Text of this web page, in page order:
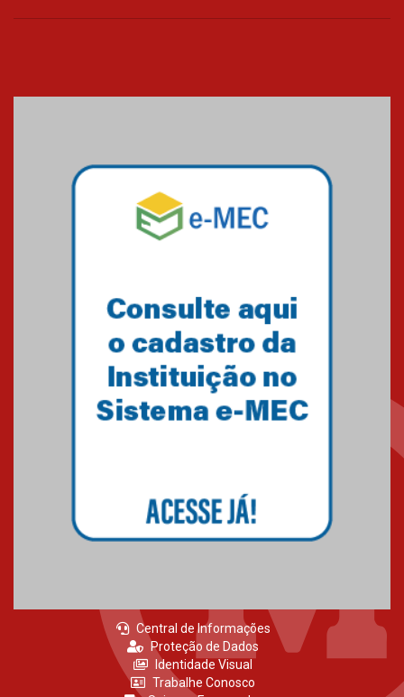
os funcionários
07.11.2024
Equipe de saltos ornamentais
do Mackenzie Brasília
Gravação do projeto “Mais de
31 mil vozes com a Palavra” é
realizado no Colégio
Mackenzie Brasília
25.10.2024
Brasília conquistam medalhas
em importantes competições
de Matemática
04.10.2024
Central de Informações
Proteção de Dados
Identidade Visual
Trabalhe Conosco